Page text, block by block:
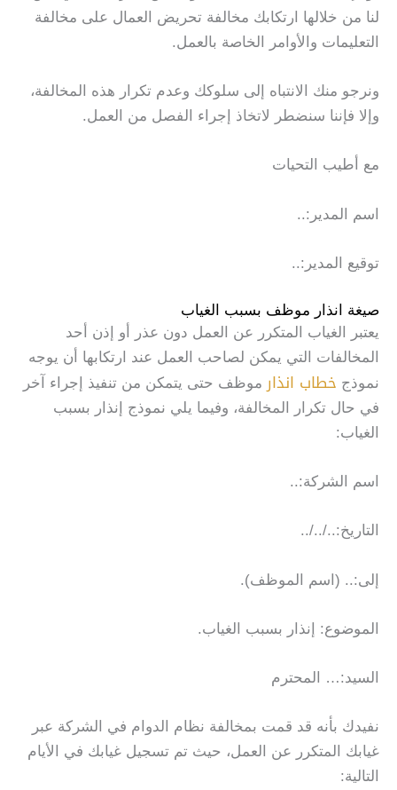
لنا من خلالها ارتكابك مخالفة تحريض العمال على مخالفة
التعليمات والأوامر الخاصة بالعمل.
ونرجو منك الانتباه إلى سلوكك وعدم تكرار هذه المخالفة،
وإلا فإننا سنضطر لاتخاذ إجراء الفصل من العمل.
مع أطيب التحيات
اسم المدير:..
توقيع المدير:..
صيغة انذار موظف بسبب الغياب
يعتبر الغياب المتكرر عن العمل دون عذر أو إذن أحد
المخالفات التي يمكن لصاحب العمل عند ارتكابها أن يوجه
نموذج خطاب انذار موظف حتى يتمكن من تنفيذ إجراء آخر
في حال تكرار المخالفة، وفيما يلي نموذج إنذار بسبب
الغياب:
اسم الشركة:..
التاريخ:../../..
إلى:.. (اسم الموظف).
الموضوع: إنذار بسبب الغياب.
السيد:… المحترم
نفيدك بأنه قد قمت بمخالفة نظام الدوام في الشركة عبر
غيابك المتكرر عن العمل، حيث تم تسجيل غيابك في الأيام
التالية: